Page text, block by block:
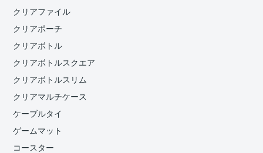
クリアファイル
クリアポーチ
クリアボトル
クリアボトルスクエア
クリアボトルスリム
クリアマルチケース
ケーブルタイ
ゲームマット
コースター